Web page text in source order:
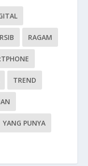
RAGAM
TREND
YANG PUNYA